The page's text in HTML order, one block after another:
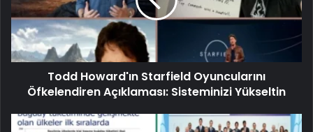
Todd Howard'ın Starfield Oyuncularını
Öfkelendiren Açıklaması: Sisteminizi Yükseltin